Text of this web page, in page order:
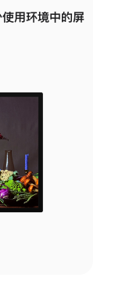
用环境中的屏